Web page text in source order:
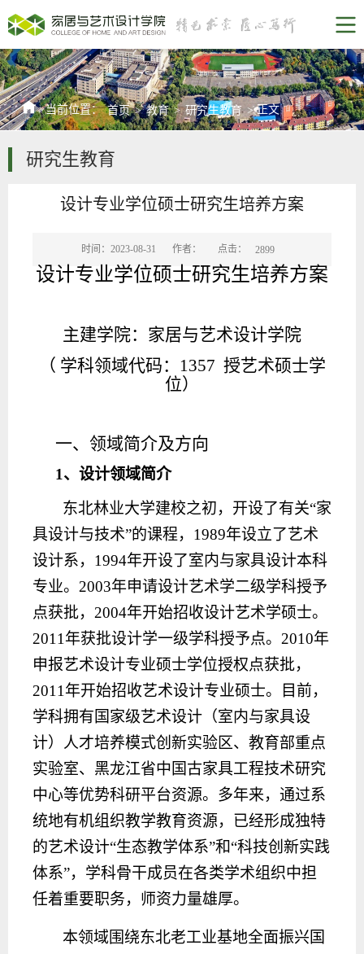
当前位置：首页 > 教育 > 研究生教育 >正文
研究生教育
设计专业学位硕士研究生培养方案
时间：2023-08-31 作者： 点击： 2899
设计专业学位硕士研究生培养方案
主建学院：家居与艺术设计学院
（ 学科领域代码：
1357 授艺术硕士学
位）
一、领域简介及方向
1、设计领域简介
东北林业大学建校之初，开设了有关“家
具设计与技术”的课程，1989年设立了艺术
设计系，1994年开设了室内与家具设计本科
专业。2003年申请设计艺术学二级学科授予
点获批，2004年开始招收设计艺术学硕士。
2011年获批设计学一级学科授予点。2010年
申报艺术设计专业硕士学位授权点获批，
2011年开始招收艺术设计专业硕士。目前，
学科拥有国家级艺术设计（室内与家具设
计）人才培养模式创新实验区、教育部重点
实验室、黑龙江省中国古家具工程技术研究
中心等优势科研平台资源。多年来，通过系
统地有机组织教学教育资源，已经形成独特
的艺术设计“生态教学体系”和“科技创新实践
体系”，学科骨干成员在各类学术组织中担
任着重要职务，师资力量雄厚。
本领域围绕东北老工业基地全面振兴国